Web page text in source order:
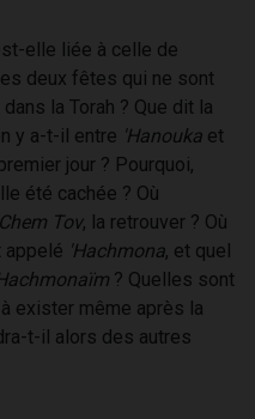
elle liée à celle de
deux fêtes qui ne sont
la Torah ? Que dit la
y a-t-il entre 'Hanouka et
jour ? Pourquoi,
été cachée ? Où
Tov, la retrouver ? Où
appelé 'Hachmona, et quel
? Quelles sont
exister même après la
t-il alors des autres